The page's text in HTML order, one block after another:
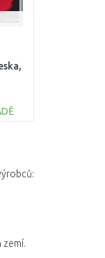
zemí.